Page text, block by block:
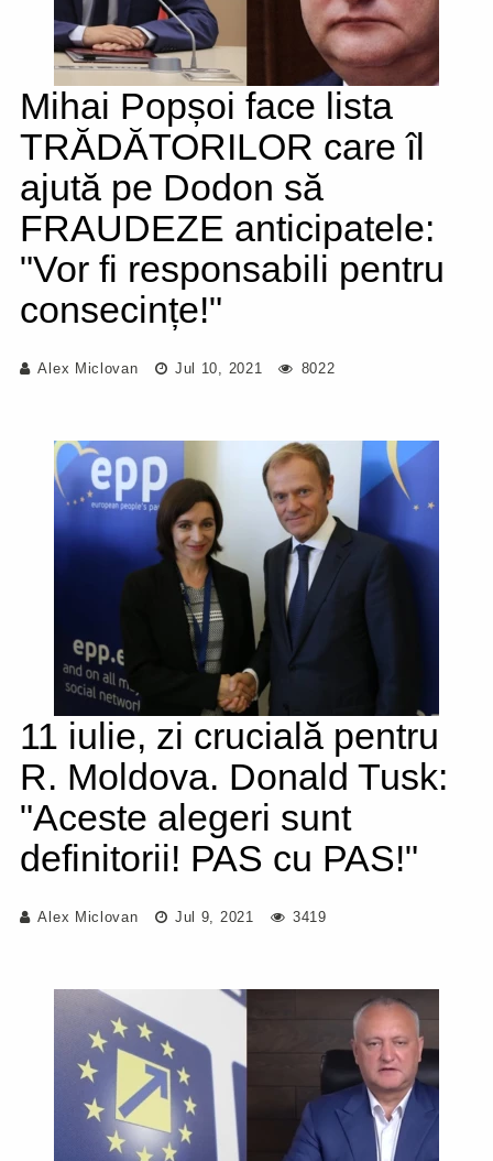
Mihai Popșoi face lista
TRĂDĂTORILOR care îl
ajută pe Dodon să
FRAUDEZE anticipatele:
"Vor fi responsabili pentru
consecințe!"
Alex Miclovan Jul 10, 2021 8022
11 iulie, zi crucială pentru
R. Moldova. Donald Tusk:
"Aceste alegeri sunt
definitorii! PAS cu PAS!"
Alex Miclovan Jul 9, 2021 3419